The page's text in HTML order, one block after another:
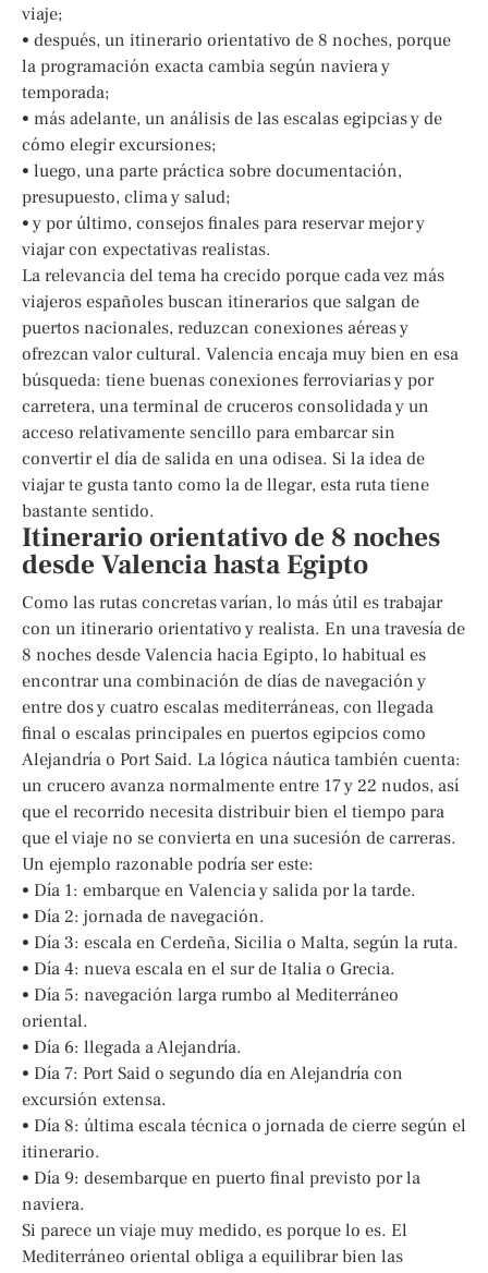
viaje;
• después, un itinerario orientativo de 8 noches, porque
la programación exacta cambia según naviera y
temporada;
• más adelante, un análisis de las escalas egipcias y de
cómo elegir excursiones;
• luego, una parte práctica sobre documentación,
presupuesto, clima y salud;
• y por último, consejos finales para reservar mejor y
viajar con expectativas realistas.
La relevancia del tema ha crecido porque cada vez más
viajeros españoles buscan itinerarios que salgan de
puertos nacionales, reduzcan conexiones aéreas y
ofrezcan valor cultural. Valencia encaja muy bien en esa
búsqueda: tiene buenas conexiones ferroviarias y por
carretera, una terminal de cruceros consolidada y un
acceso relativamente sencillo para embarcar sin
convertir el día de salida en una odisea. Si la idea de
viajar te gusta tanto como la de llegar, esta ruta tiene
bastante sentido.
Itinerario orientativo de 8 noches
desde Valencia hasta Egipto
Como las rutas concretas varían, lo más útil es trabajar
con un itinerario orientativo y realista. En una travesía de
8 noches desde Valencia hacia Egipto, lo habitual es
encontrar una combinación de días de navegación y
entre dos y cuatro escalas mediterráneas, con llegada
final o escalas principales en puertos egipcios como
Alejandría o Port Said. La lógica náutica también cuenta:
un crucero avanza normalmente entre 17 y 22 nudos, así
que el recorrido necesita distribuir bien el tiempo para
que el viaje no se convierta en una sucesión de carreras.
Un ejemplo razonable podría ser este:
• Día 1: embarque en Valencia y salida por la tarde.
• Día 2: jornada de navegación.
• Día 3: escala en Cerdeña, Sicilia o Malta, según la ruta.
• Día 4: nueva escala en el sur de Italia o Grecia.
• Día 5: navegación larga rumbo al Mediterráneo
oriental.
• Día 6: llegada a Alejandría.
• Día 7: Port Said o segundo día en Alejandría con
excursión extensa.
• Día 8: última escala técnica o jornada de cierre según el
itinerario.
• Día 9: desembarque en puerto final previsto por la
naviera.
Si parece un viaje muy medido, es porque lo es. El
Mediterráneo oriental obliga a equilibrar bien las